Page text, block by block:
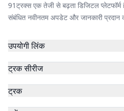
91ट्रक्स एक तेजी से बढ़ता डिजिटल प्लेटफॉर्म
संबंधित नवीनतम अपडेट और जानकारी प्रदान
उपयोगी लिंक
ट्रक सीरीज
ट्रक